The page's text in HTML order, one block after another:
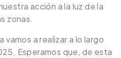
acción a la luz de la
zonas.
vamos a realizar a lo largo
Esperamos que, de esta